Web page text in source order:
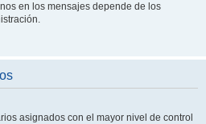
en los mensajes depende de los
asignados con el mayor nivel de control